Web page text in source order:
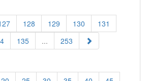
128 129 130
131
135 ... 253